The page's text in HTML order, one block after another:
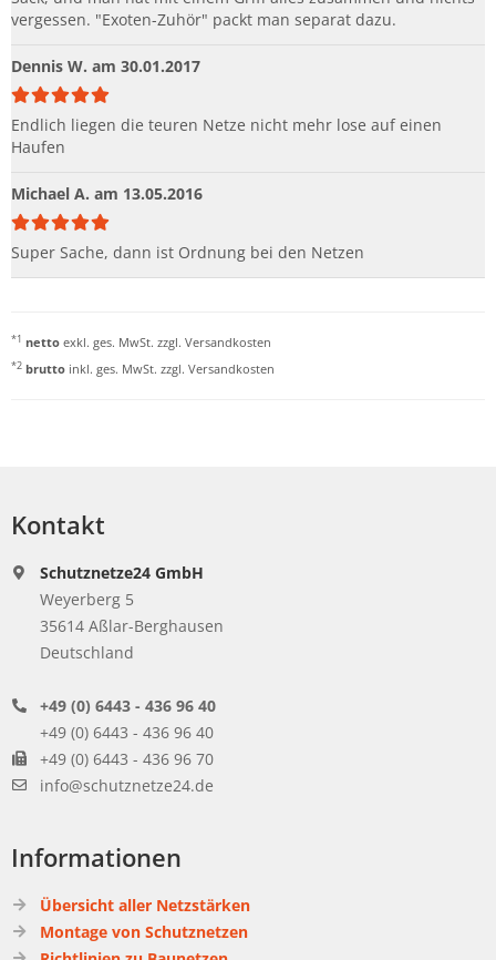
vergessen. "Exoten-Zuhör" packt man separat dazu.
Dennis W. am 30.01.2017
Endlich liegen die teuren Netze nicht mehr lose auf einen
Haufen
Michael A. am 13.05.2016
Super Sache, dann ist Ordnung bei den Netzen
*1 netto exkl. ges. MwSt. zzgl. Versandkosten
*2 brutto inkl. ges. MwSt. zzgl. Versandkosten
Kontakt
Schutznetze24 GmbH
Weyerberg 5
35614 Aßlar-Berghausen
Deutschland
+49 (0) 6443 - 436 96 40
+49 (0) 6443 - 436 96 40
+49 (0) 6443 - 436 96 70
info@schutznetze24.de
Informationen
Übersicht aller Netzstärken
Montage von Schutznetzen